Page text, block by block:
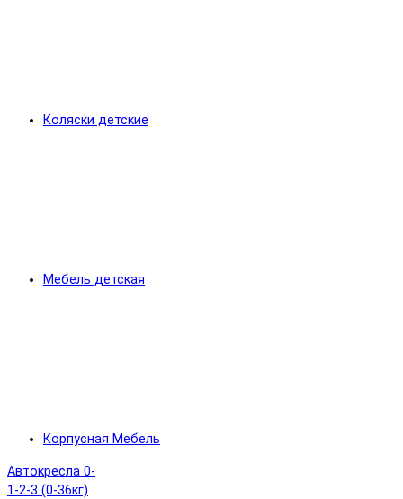
Коляски детские
Мебель детская
Корпусная Мебель
Автокресла 0-
1-2-3 (0-36кг)